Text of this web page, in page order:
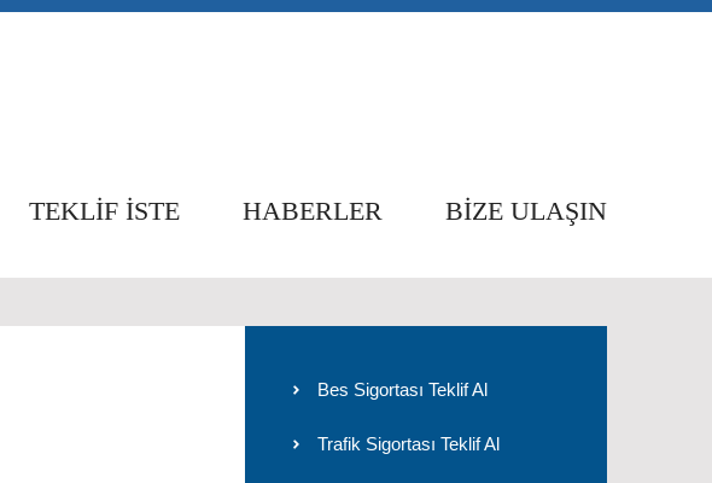
TEKLIF İSTE HABERLER BIZE ULAŞIN
Bes Sigortası Teklif Al
Trafik Sigortası Teklif Al